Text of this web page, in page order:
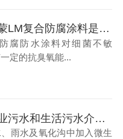
烟台鲁蒙LM复合防腐涂料是污水厂防腐的好帮手
腐防水涂料对细菌不敏
定的抗臭氧能...
现代工业污水和生活污水介质对混凝土构筑物腐蚀的防护
雨水及氧化沟中加入微生